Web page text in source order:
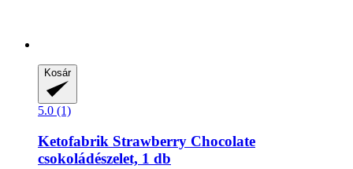
Kosár
5.0 (1)
Ketofabrik Strawberry Chocolate
csokoládészelet, 1 db